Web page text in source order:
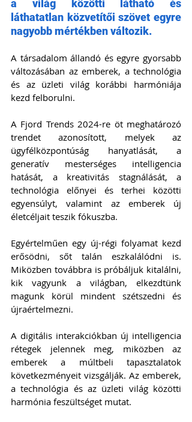
a világ közötti látható és
láthatatlan közvetítői szövet egyre
nagyobb mértékben változik.
A társadalom állandó és egyre gyorsabb
változásában az emberek, a technológia
és az üzleti világ korábbi harmóniája
kezd felborulni.
A Fjord Trends 2024-re öt meghatározó
trendet azonosított, melyek az
ügyfélközpontúság hanyatlását, a
generatív mesterséges intelligencia
hatását, a kreativitás stagnálását, a
technológia előnyei és terhei közötti
egyensúlyt, valamint az emberek új
életcéljait teszik fókuszba.
Egyértelműen egy új-régi folyamat kezd
erősödni, sőt talán eszkalálódni is.
Miközben továbbra is próbáljuk kitalálni,
kik vagyunk a világban, elkezdtünk
magunk körül mindent szétszedni és
újraértelmezni.
A digitális interakciókban új intelligencia
rétegek jelennek meg, miközben az
emberek a múltbeli tapasztalatok
következményeit vizsgálják. Az emberek,
a technológia és az üzleti világ közötti
harmónia feszültséget mutat.